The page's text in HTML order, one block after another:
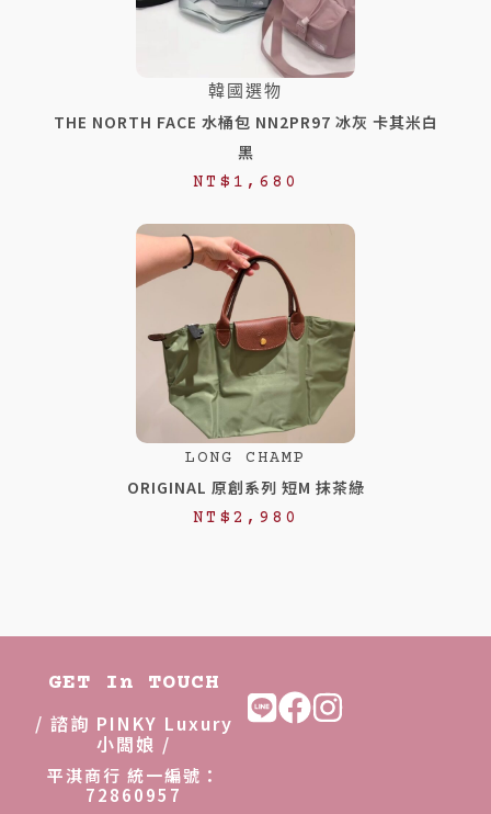
韓國選物
THE NORTH FACE 水桶包 NN2PR97 冰灰 卡其米白
黑
NT$ 1,680
LONG CHAMP
ORIGINAL 原創系列 短M 抹茶綠
NT$ 2,980
GET In TOUCH
/ 諮詢 PINKY Luxury
小闆娘 /
平淇商行 統一編號：
72860957